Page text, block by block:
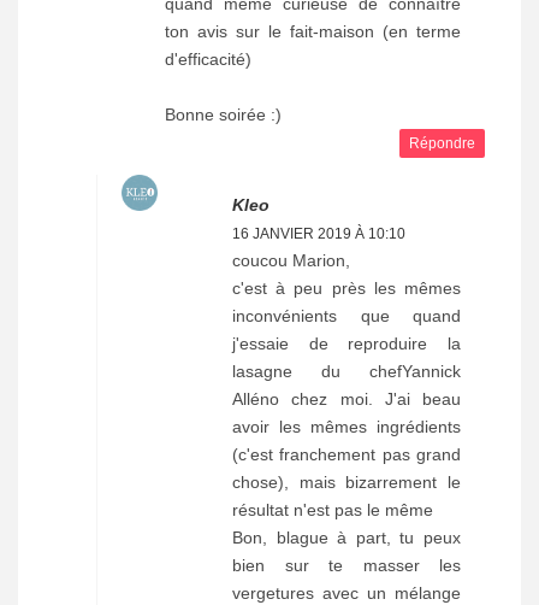
quand même curieuse de connaître
ton avis sur le fait-maison (en terme
d'efficacité)
Bonne soirée :)
Répondre
Kleo
16 JANVIER 2019 À 10:10
coucou Marion,
c'est à peu près les mêmes
inconvénients que quand
j'essaie de reproduire la
lasagne du chefYannick
Alléno chez moi. J'ai beau
avoir les mêmes ingrédients
(c'est franchement pas grand
chose), mais bizarrement le
résultat n'est pas le même
Bon, blague à part, tu peux
bien sur te masser les
vergetures avec un mélange